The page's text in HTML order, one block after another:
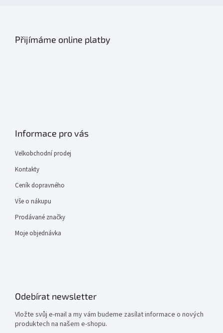
Přijímáme online platby
Informace pro vás
Velkobchodní prodej
Kontakty
Ceník dopravného
Vše o nákupu
Prodávané značky
Moje objednávka
Odebírat newsletter
Vložte svůj e-mail a my vám budeme zasílat informace o nových
produktech na našem e-shopu.